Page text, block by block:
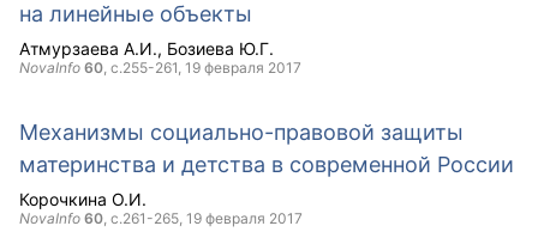
на линейные объекты
Атмурзаева А.И. Бозиева Ю.Г.
NovaInfo 60, с.255-261, 19 февраля 2017
Механизмы социально-правовой защиты
материнства и детства в современной России
Корочкина О.И.
NovaInfo 60, с.261-265, 19 февраля 2017